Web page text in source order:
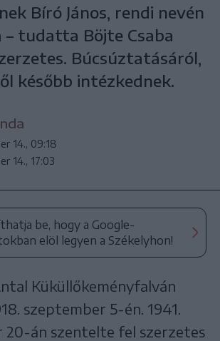
Bíró János, rendi nevén
tudatta Böjte Csaba
Búcsúztatásáról,
később intézkednek.
14., 09:18
14., 17:03
be, hogy a Google-
elöl legyen a Székelyhon!
Küküllőkeményfalván
szeptember 5-én. 1941.
20-án szentelte fel szerzetes